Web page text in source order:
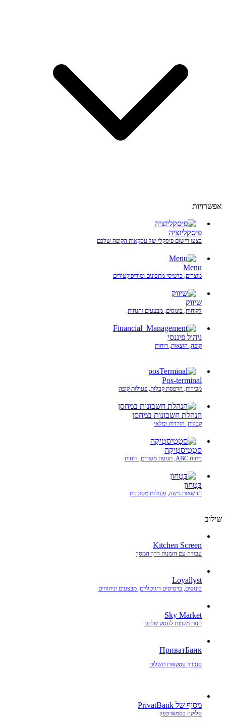
אפשרויות
פיסקליזציה
בצעו רישום פיסקלי של עסקאות הקופה שלכם
Menu
מוצרים, כרטיסי מתכונים ומודיפיקטורים
שיווק
לקוחות, בונוסים, מבצעים והנחות
ניהול פיננסי
קופה, הוצאות, דוחות
Pos-terminal
מכירות, הדפסת קבלות, פעולות קופה
הנהלת חשבונות במחסן
קבלות, הורדות ומלאי
סטָטִיסטִיקָה
ניתוח ABC, תנועת מוצרים, דוחות
בִּטָחוֹן
הרשאות גישה, פעולות מסוכנות
שילוב
Kitchen Screen
עבודה עם הזמנות דרך המסך
Loyallyst
בונוסים, כרטיסים דיגיטליים, מבצעים וניתוחים
Sky Market
חנות מקוונת לעסק שלכם
ПриватБанк
סנכרון עסקאות תשלום
מסוף של PrivatBank
סליקה בסמארטפון